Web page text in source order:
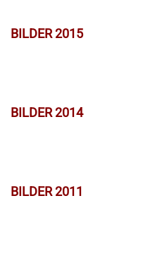
BILDER 2015
BILDER 2014
BILDER 2011